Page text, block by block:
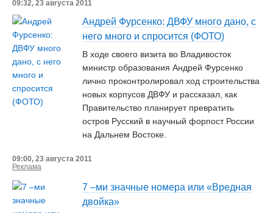
09:32, 23 августа 2011
Андрей Фурсенко: ДВФУ много дано, с
него много и спросится (ФОТО)
В ходе своего визита во Владивосток
министр образования Андрей Фурсенко
лично проконтролировал ход строительства
новых корпусов ДВФУ и рассказал, как
Правительство планирует превратить
остров Русский в научный форпост России
на Дальнем Востоке.
09:00, 23 августа 2011
Реклама
7 –ми значные номера или «Вредная
двойка»